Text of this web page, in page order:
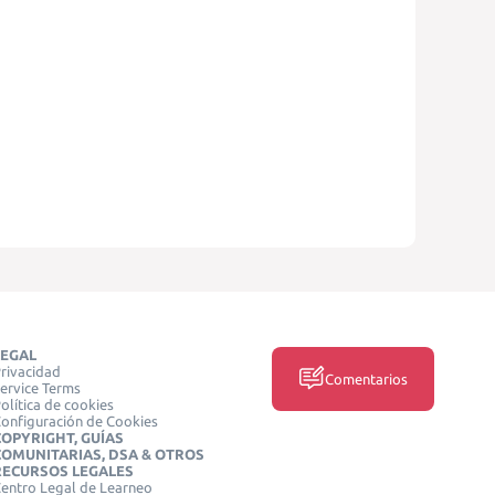
Terms
de cookies
de Cookies
GUÍAS
DSA & OTROS
LEGALES
Legal de Learneo
Comentarios